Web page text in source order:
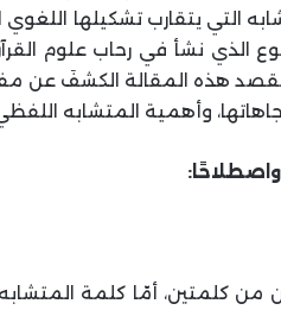
التي يتقارب تشكيلها اللغوي
الذي نشأ في رحاب علوم
هذه المقالة الكشفَ عن
وأهمية المتشابه
كلمتين، أمّا كلمة